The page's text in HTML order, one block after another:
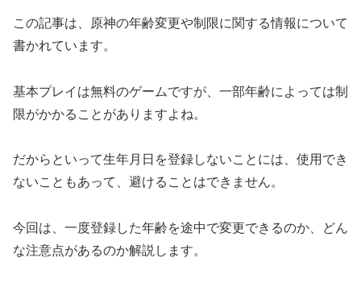
この記事は、原神の年齢変更や制限に関する情報について
書かれています。
基本プレイは無料のゲームですが、一部年齢によっては制
限がかかることがありますよね。
だからといって生年月日を登録しないことには、使用でき
ないこともあって、避けることはできません。
今回は、一度登録した年齢を途中で変更できるのか、どん
な注意点があるのか解説します。